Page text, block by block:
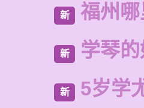
新 福州
新 学琴
新 5岁学